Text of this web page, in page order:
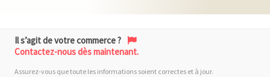
Il s’agit de votre commerce ?
Contactez-nous dès maintenant.
Assurez-vous que toute les informations soient correctes et à jour.